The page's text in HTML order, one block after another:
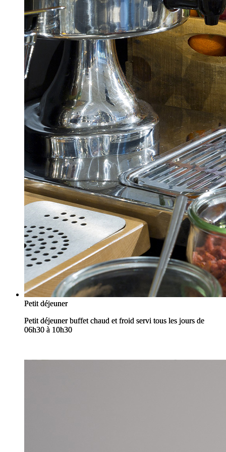
Petit déjeuner
Petit déjeuner buffet chaud et froid servi tous les jours de
06h30 à 10h30
Petit déjeuner
Petit déjeuner buffet chaud et froid servi tous les jours de
06h30 à 10h30